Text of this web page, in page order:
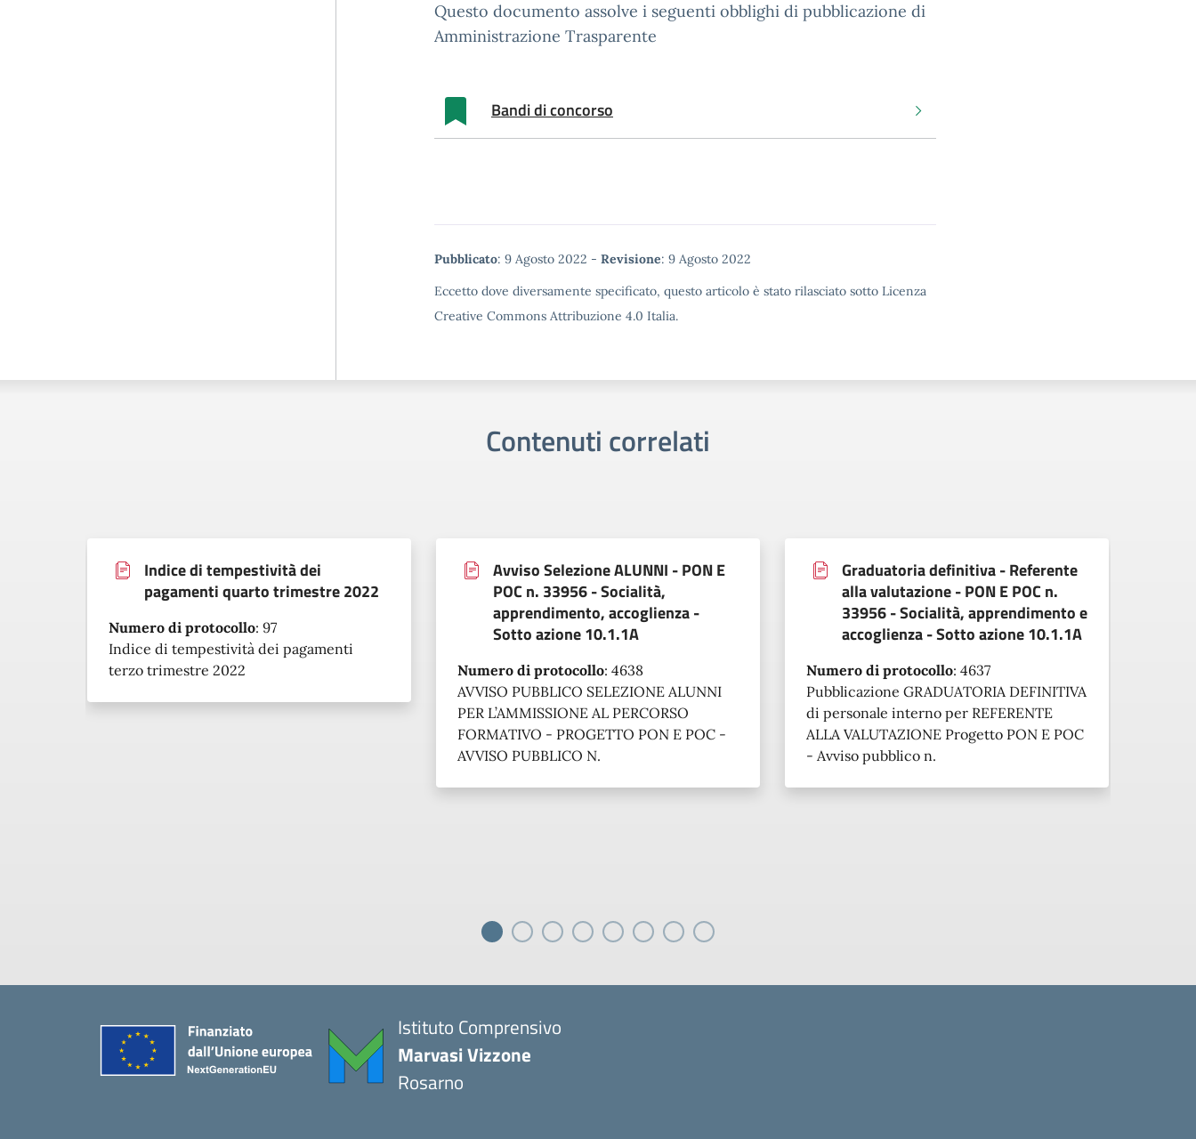
Questo documento assolve i seguenti obblighi di pubblicazione di
Amministrazione Trasparente
Bandi di concorso
Metadata
Pubblicato: 9 Agosto 2022 - Revisione: 9 Agosto 2022
Eccetto dove diversamente specificato, questo articolo è stato rilasciato sotto Licenza
Creative Commons Attribuzione 4.0 Italia.
Contenuti correlati
Indice di tempestività dei
pagamenti quarto trimestre 2022
Numero di protocollo: 97
Indice di tempestività dei pagamenti
terzo trimestre 2022
Avviso Selezione ALUNNI - PON E
POC n. 33956 - Socialità,
apprendimento, accoglienza -
Sotto azione 10.1.1A
Numero di protocollo: 4638
AVVISO PUBBLICO SELEZIONE ALUNNI
PER L’AMMISSIONE AL PERCORSO
FORMATIVO - PROGETTO PON E POC -
AVVISO PUBBLICO N.
Graduatoria definitiva - Referente
alla valutazione - PON E POC n.
33956 - Socialità, apprendimento e
accoglienza - Sotto azione 10.1.1A
Numero di protocollo: 4637
Pubblicazione GRADUATORIA DEFINITIVA
di personale interno per REFERENTE
ALLA VALUTAZIONE Progetto PON E POC
- Avviso pubblico n.
Istituto Comprensivo
Marvasi Vizzone
Rosarno